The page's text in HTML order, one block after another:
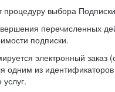
процедуру выбора
перечисленных
подписки.
электронный заказ
одним из